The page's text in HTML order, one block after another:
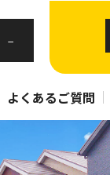
よくあるご質問